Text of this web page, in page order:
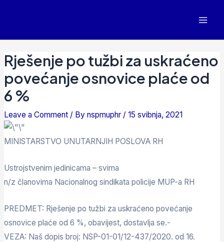
Rješenje po tužbi za uskraćeno
povećanje osnovice plaće od
6 %
Leave a Comment / Bynspmuphr /15 svibnja, 2021
MINISTARSTVO UNUTARNJIH POSLOVA RH
Ustrojstvenim jedinicama – svima
n/z članovima Nacionalnog sindikata policije MUP-a RH
PREDMET: Rješenje po tužbi za uskraćeno povećanje
osnovice plaće od 6 %, obavijest, dostavlja se.-
VEZA: Naš dopis broj: NSP-01-01/12-437/2020. od 16.